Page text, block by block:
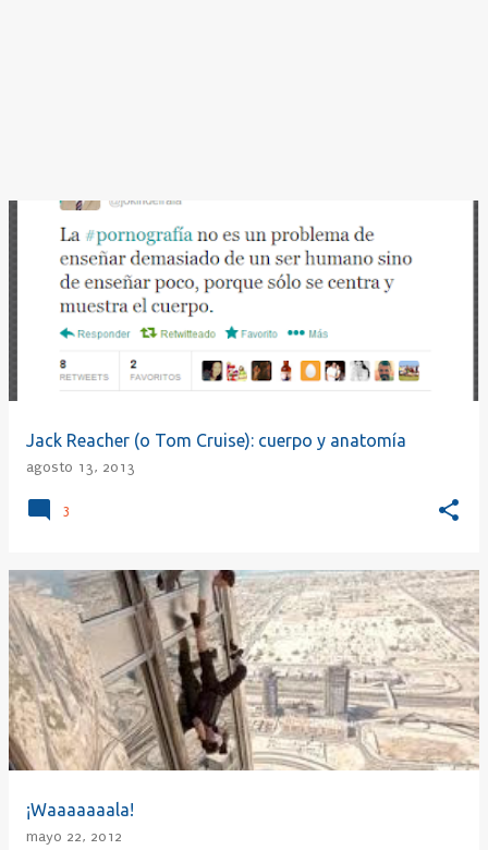
Jack Reacher (o Tom Cruise): cuerpo y anatomía
agosto 13, 2013
3
¡Waaaaaaala!
mayo 22, 2012